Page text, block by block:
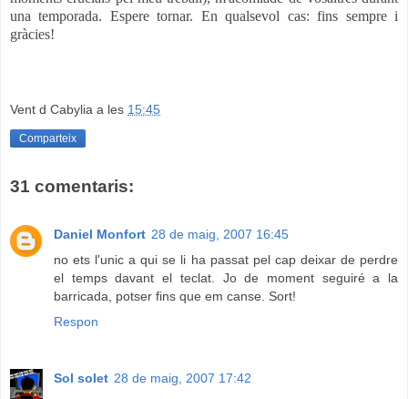
una temporada. Espere tornar. En qualsevol cas: fins sempre i
gràcies!
Vent d Cabylia a les 15:45
Comparteix
31 comentaris:
Daniel Monfort 28 de maig, 2007 16:45
no ets l'unic a qui se li ha passat pel cap deixar de perdre
el temps davant el teclat. Jo de moment seguiré a la
barricada, potser fins que em canse. Sort!
Respon
Sol solet 28 de maig, 2007 17:42